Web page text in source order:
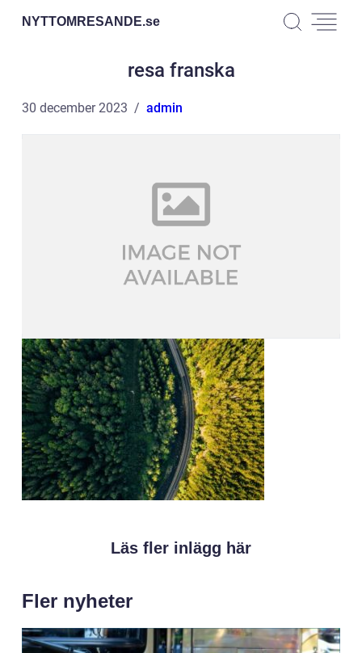
NYTTOMRESANDE.se
resa franska
30 december 2023 admin
Läs fler inlägg här
Fler nyheter